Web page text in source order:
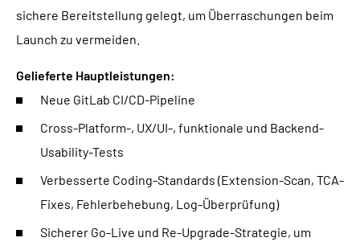
sichere Bereitstellung gelegt, um Überraschungen beim
Launch zu vermeiden.
Gelieferte Hauptleistungen:
Neue GitLab CI/CD-Pipeline
Cross-Platform-, UX/UI-, funktionale und Backend-
Usability-Tests
Verbesserte Coding-Standards (Extension-Scan, TCA-
Fixes, Fehlerbehebung, Log-Überprüfung)
Sicherer Go-Live und Re-Upgrade-Strategie, um